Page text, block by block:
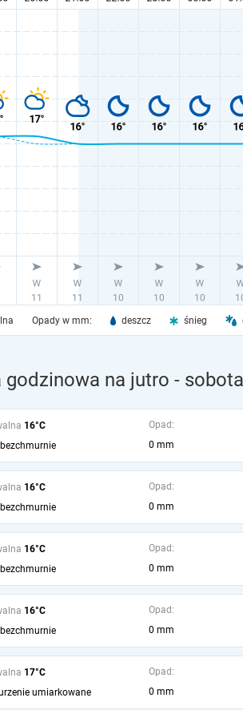
Opady w mm: deszcz śnieg
godzinowa na jutro -
16°C
Opad:
0 mm
16°C
Opad:
0 mm
16°C
Opad:
0 mm
16°C
Opad:
0 mm
17°C
umiarkowane
Opad:
0 mm